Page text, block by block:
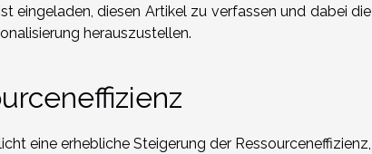
eingeladen, diesen Artikel zu verfassen und dabei die
herauszustellen.
eine erhebliche Steigerung der Ressourceneffizienz,